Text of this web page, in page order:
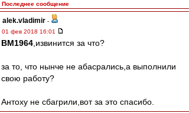
Последнее сообщение
alek.vladimir -
01 фев 2018 16:01
BM1964 ,извинится за что?
за то, что нынче не абасрались,а выполнили
свою работу?
Антоху не сбагрили,вот за это спасибо.